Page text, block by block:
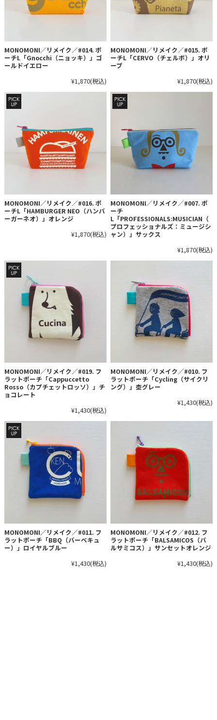
MONOMONI／リメイク／#014. ポ
ーチL「Gnocchi（ニョッキ）」ゴ
ールドイエロー
¥1,870(税込)
MONOMONI／リメイク／#015. ポ
ーチL「CERVO（チェルボ）」オリ
ーブ
¥1,870(税込)
MONOMONI／リメイク／#016. ポ
ーチL「HAMBURGER NEO（ハンバ
ーガーネオ）」オレンジ
¥1,870(税込)
MONOMONI／リメイク／#007. ポ
ーチ
L「PROFESSIONALS:MUSICIAN（
プロフェッショナルズ：ミュージシ
ャン）」サックス
¥1,870(税込)
MONOMONI／リメイク／#019. フ
ラットポーチ「Cappuccetto
Rosso（カプチェットロッソ）」チ
ョコレート
¥1,430(税込)
MONOMONI／リメイク／#010. フ
ラットポーチ「Cycling（サイクリ
ング）」杢グレー
¥1,430(税込)
MONOMONI／リメイク／#011. フ
ラットポーチ「BBQ（バーベキュ
ー）」ロイヤルブルー
¥1,430(税込)
MONOMONI／リメイク／#012. フ
ラットポーチ「BALSAMICOS（バ
ルサミコス）」サンセットオレンジ
¥1,430(税込)